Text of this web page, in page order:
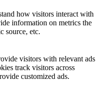
how visitors interact with
information on metrics the
source, etc.
visitors with relevant ads
track visitors across
customized ads.